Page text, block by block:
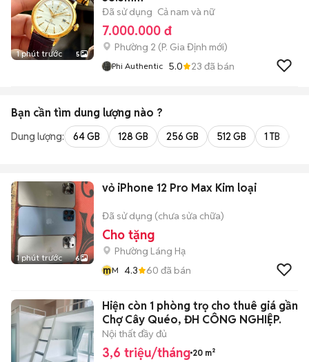
1 phút trước 5
Đã sử dụng Cả nam và nữ
7.000.000 đ
Phường 2 (P. Gia Định mới)
Phi Authentic 5.0 23 đã bán
Bạn cần tìm dung lượng nào ?
Dung lượng: 64 GB 128 GB 256 GB 512 GB 1 TB
1 phút trước 6
vỏ iPhone 12 Pro Max Kim loại
Đã sử dụng (chưa sửa chữa)
Cho tặng
Phường Láng Hạ
mM 4.3 60 đã bán
Hiện còn 1 phòng trọ cho thuê giá gần
Chợ Cây Quéo, ĐH CÔNG NGHIỆP.
Nội thất đầy đủ
3,6 triệu/tháng 20 m²